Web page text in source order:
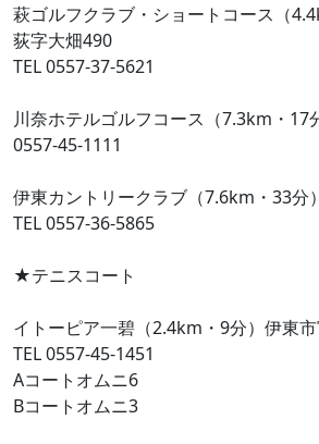
萩ゴルフクラブ・ショートコース（
荻字大畑490
TEL 0557-37-5621
川奈ホテルゴルフコース（7.3km・17
0557-45-1111
伊東カントリークラブ（7.6km・33分
TEL 0557-36-5865
★テニスコート
イトーピア一碧（2.4km・9分）伊東
TEL 0557-45-1451
Aコートオムニ6
Bコートオムニ3